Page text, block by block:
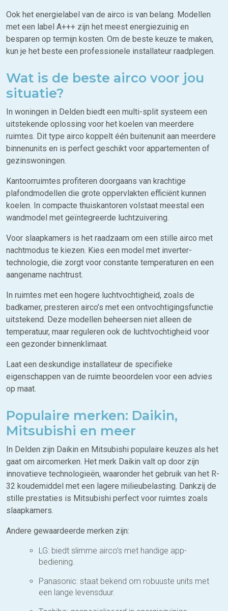
Ook het energielabel van de airco is van belang. Modellen
met een label A+++ zijn het meest energiezuinig en
besparen op termijn kosten. Om de beste keuze te maken,
kun je het beste een professionele installateur raadplegen.
Wat is de beste airco voor jou
situatie?
In woningen in Delden biedt een multi-split systeem een
uitstekende oplossing voor het koelen van meerdere
ruimtes. Dit type airco koppelt één buitenunit aan meerdere
binnenunits en is perfect geschikt voor appartementen of
gezinswoningen.
Kantoorruimtes profiteren doorgaans van krachtige
plafondmodellen die grote oppervlakten efficiënt kunnen
koelen. In compacte thuiskantoren volstaat meestal een
wandmodel met geïntegreerde luchtzuivering.
Voor slaapkamers is het raadzaam om een stille airco met
nachtmodus te kiezen. Kies een model met inverter-
technologie, die zorgt voor constante temperaturen en een
aangename nachtrust.
In ruimtes met een hogere luchtvochtigheid, zoals de
badkamer, presteren airco’s met een ontvochtigingsfunctie
uitstekend. Deze modellen beheersen niet alleen de
temperatuur, maar reguleren ook de luchtvochtigheid voor
een gezonder binnenklimaat.
Laat een deskundige installateur de specifieke
eigenschappen van de ruimte beoordelen voor een advies
op maat.
Populaire merken: Daikin,
Mitsubishi en meer
In Delden zijn Daikin en Mitsubishi populaire keuzes als het
gaat om aircomerken. Het merk Daikin valt op door zijn
innovatieve technologieën, waaronder het gebruik van het R-
32 koudemiddel met een lagere milieubelasting. Dankzij de
stille prestaties is Mitsubishi perfect voor ruimtes zoals
slaapkamers.
Andere gewaardeerde merken zijn:
LG: biedt slimme airco’s met handige app-
bediening.
Panasonic: staat bekend om robuuste units met
een lange levensduur.